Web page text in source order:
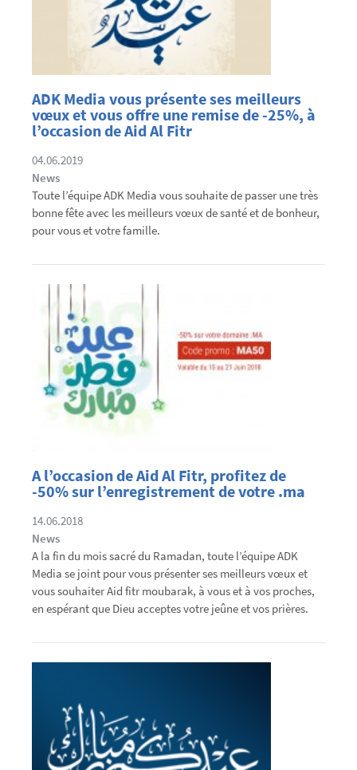
ADK Media vous présente ses meilleurs
vœux et vous offre une remise de -25%, à
l’occasion de Aid Al Fitr
04.06.2019
News
Toute l’équipe ADK Media vous souhaite de passer une très
bonne fête avec les meilleurs vœux de santé et de bonheur,
pour vous et votre famille.
A l’occasion de Aid Al Fitr, profitez de
-50% sur l’enregistrement de votre .ma
14.06.2018
News
A la fin du mois sacré du Ramadan, toute l’équipe ADK
Media se joint pour vous présenter ses meilleurs vœux et
vous souhaiter Aid fitr moubarak, à vous et à vos proches,
en espérant que Dieu acceptes votre jeûne et vos prières.